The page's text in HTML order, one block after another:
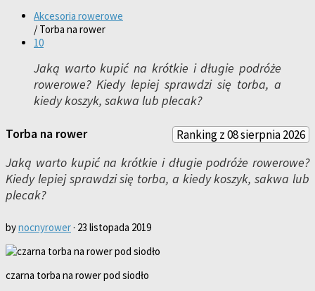
Akcesoria rowerowe
/ Torba na rower
10
Jaką warto kupić na krótkie i długie podróże
rowerowe? Kiedy lepiej sprawdzi się torba, a
kiedy koszyk, sakwa lub plecak?
Torba na rower Ranking z 08 sierpnia 2026
Jaką warto kupić na krótkie i długie podróże rowerowe?
Kiedy lepiej sprawdzi się torba, a kiedy koszyk, sakwa lub
plecak?
bynocnyrower· 23 listopada 2019
czarna torba na rower pod siodło